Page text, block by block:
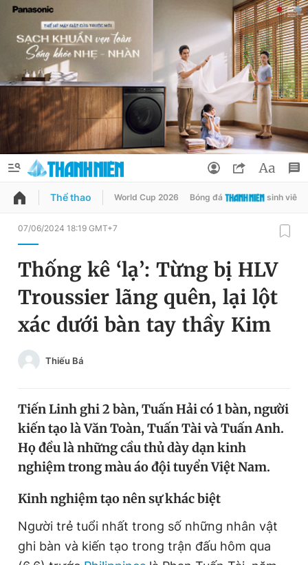
QUẢNG CÁO ĐẶT BÁO
Chuyên mục
Chuyên mục khác
Chào ngày mới
Tin thị trường Tin 360
Video Magazine
Sản phẩm khác
Tiện ích Bạn cần biết
Thông tin tòa soạn Liên hệ quảng cáo
Đổi mật khẩu
Tin đã lưu
Thể thao World Cup 2026 Bóng đá sinh viên
07/06/2024 18:19 GMT+7
Thống kê ‘lạ’: Từng bị HLV
Troussier lãng quên, lại lột
xác dưới bàn tay thầy Kim
Thiếu Bá
Tiến Linh ghi 2 bàn, Tuấn Hải có 1 bàn, người
kiến tạo là Văn Toàn, Tuấn Tài và Tuấn Anh.
Họ đều là những cầu thủ dày dạn kinh
nghiệm trong màu áo đội tuyển Việt Nam.
Kinh nghiệm tạo nên sự khác biệt
Người trẻ tuổi nhất trong số những nhân vật
ghi bàn và kiến tạo trong trận đấu hôm qua